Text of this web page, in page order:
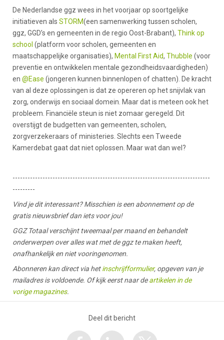
De Nederlandse ggz wees in het voorjaar op soortgelijke
initiatieven als STORM(een samenwerking tussen scholen,
ggz, GGD’s en gemeenten in de regio Oost-Brabant), Think op
school (platform voor scholen, gemeenten en
maatschappelijke organisaties), Mental First Aid, Thubble (voor
preventie en ontwikkelen mentale gezondheidsvaardigheden)
en @Ease (jongeren kunnen binnenlopen of chatten). De kracht
van al deze oplossingen is dat ze opereren op het snijvlak van
zorg, onderwijs en sociaal domein. Maar dat is meteen ook het
probleem. Financiële steun is niet zomaar geregeld. Dit
overstijgt de budgetten van gemeenten, scholen,
zorgverzekeraars of ministeries. Slechts een Tweede
Kamerdebat gaat dat niet oplossen. Maar wat dan wel?
-------------------------------------------------------------------------------
---------
Vind je dit interessant? Misschien is een abonnement op de
gratis nieuwsbrief dan iets voor jou!
GGZ Totaal verschijnt tweemaal per maand en behandelt
onderwerpen over alles wat met de ggz te maken heeft,
onafhankelijk en niet vooringenomen.
Abonneren kan direct via hetinschrijfformulier, opgeven van je
mailadres is voldoende. Of kijk eerst naar deartikelen in de
vorige magazines.
Deel dit bericht